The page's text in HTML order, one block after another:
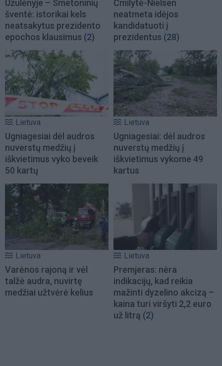
Užulėnyje – Smetoninių
šventė: istorikai kels
neatsakytus prezidento
epochos klausimus (2)
Čmilytė-Nielsen
neatmeta idėjos
kandidatuoti į
prezidentus (28)
Lietuva
Ugniagesiai dėl audros
nuverstų medžių į
iškvietimus vyko beveik
50 kartų
Lietuva
Ugniagesiai: dėl audros
nuverstų medžių į
iškvietimus vykome 49
kartus
Lietuva
Varėnos rajoną ir vėl
talžė audra, nuvirtę
medžiai užtvėrė kelius
Lietuva
Premjeras: nėra
indikacijų, kad reikia
mažinti dyzelino akcizą –
kaina turi viršyti 2,2 euro
už litrą (2)